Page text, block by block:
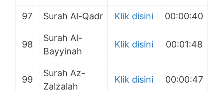
97 Surah Al-Qadr Klik disini 00:00:40
98
Surah Al-
Bayyinah
Klik disini 00:01:48
99
Surah Az-
Zalzalah
Klik disini 00:00:47